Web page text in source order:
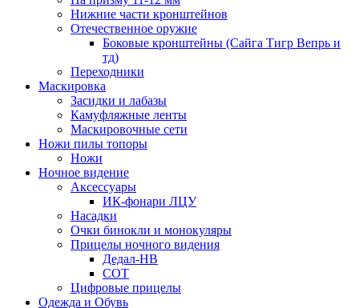
Нижние части кронштейнов
Отечественное оружие
Боковые кронштейны (Сайга Тигр Вепрь и
тд)
Переходники
Маскировка
Засидки и лабазы
Камуфляжные ленты
Маскировочные сети
Ножи пилы топоры
Ножи
Ночное видение
Аксессуары
ИК-фонари ЛЦУ
Насадки
Очки бинокли и монокуляры
Прицелы ночного видения
Дедал-НВ
СОТ
Цифровые прицелы
Одежда и Обувь